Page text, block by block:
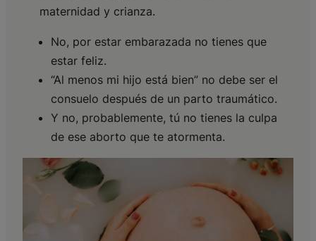
maternidad y crianza.
No, por estar embarazada no tienes que
estar feliz.
“Al menos mi hijo está bien” no debe ser el
consuelo después de un parto traumático.
Y no, probablemente, tú no tienes la culpa
de ese aborto que te atormenta.